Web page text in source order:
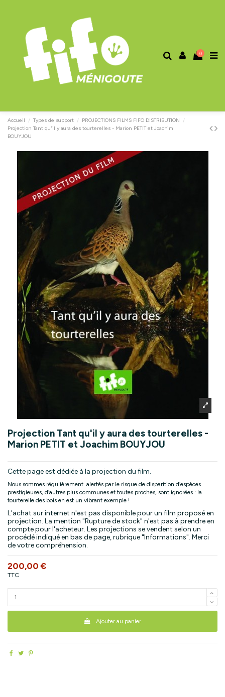
0
Accueil Types de support
PROJECTIONS FILMS FIFO DISTRIBUTION
Projection Tant qu'il y aura des tourterelles - Marion PETIT et Joachim
BOUYJOU
Projection Tant qu'il y aura des tourterelles -
Marion PETIT et Joachim BOUYJOU
Cette page est dédiée à la projection du film.
Nous sommes régulièrement alertés par le risque de disparition d’espèces
prestigieuses, d’autres plus communes et toutes proches, sont ignorées : la
tourterelle des bois en est un vibrant exemple !
L'achat sur internet n'est pas disponible pour un film proposé en
projection. La mention "Rupture de stock" n'est pas à prendre en
compte pour l'acheteur. Les projections se vendent selon un
procédé indiqué en bas de page, rubrique "Informations". Merci
de votre compréhension.
200,00 €
TTC
Ajouter au panier